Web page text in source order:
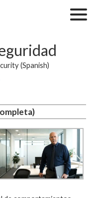
(Spanish)